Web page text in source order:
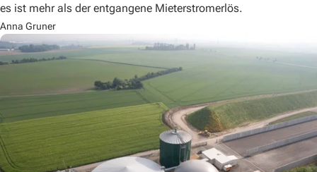
es ist mehr als der entgangene Mieterstromerlös.
Anna Gruner